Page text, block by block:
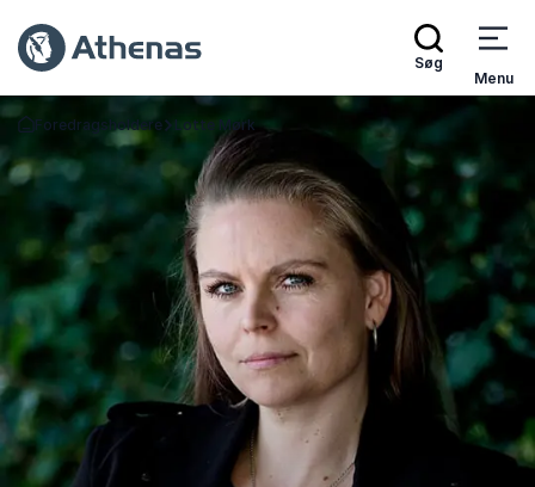
Søg
Menu
Tilbage til forsiden
Foredragsholdere Lotte Mørk